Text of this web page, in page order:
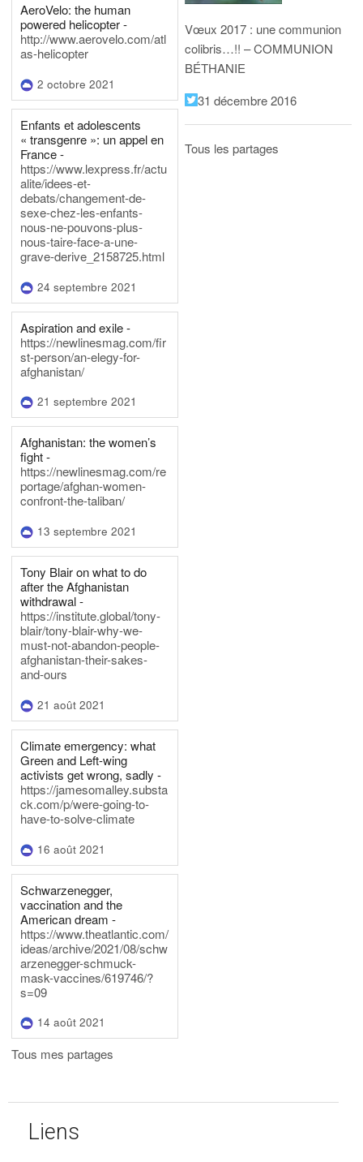
AeroVelo: the human
powered helicopter -
http://www.aerovelo.com/atl
as-helicopter
2 octobre 2021
Enfants et adolescents
« transgenre »: un appel en
France -
https://www.lexpress.fr/actu
alite/idees-et-
debats/changement-de-
sexe-chez-les-enfants-
nous-ne-pouvons-plus-
nous-taire-face-a-une-
grave-derive_2158725.html
24 septembre 2021
Aspiration and exile -
https://newlinesmag.com/fir
st-person/an-elegy-for-
afghanistan/
21 septembre 2021
Afghanistan: the women’s
fight -
https://newlinesmag.com/re
portage/afghan-women-
confront-the-taliban/
13 septembre 2021
Tony Blair on what to do
after the Afghanistan
withdrawal -
https://institute.global/tony-
blair/tony-blair-why-we-
must-not-abandon-people-
afghanistan-their-sakes-
and-ours
21 août 2021
Climate emergency: what
Green and Left-wing
activists get wrong, sadly -
https://jamesomalley.substa
ck.com/p/were-going-to-
have-to-solve-climate
16 août 2021
Schwarzenegger,
vaccination and the
American dream -
https://www.theatlantic.com/
ideas/archive/2021/08/schw
arzenegger-schmuck-
mask-vaccines/619746/?
s=09
14 août 2021
Tous mes partages
Vœux 2017 : une communion
colibris…!! – COMMUNION
BÉTHANIE
31 décembre 2016
Tous les partages
Liens